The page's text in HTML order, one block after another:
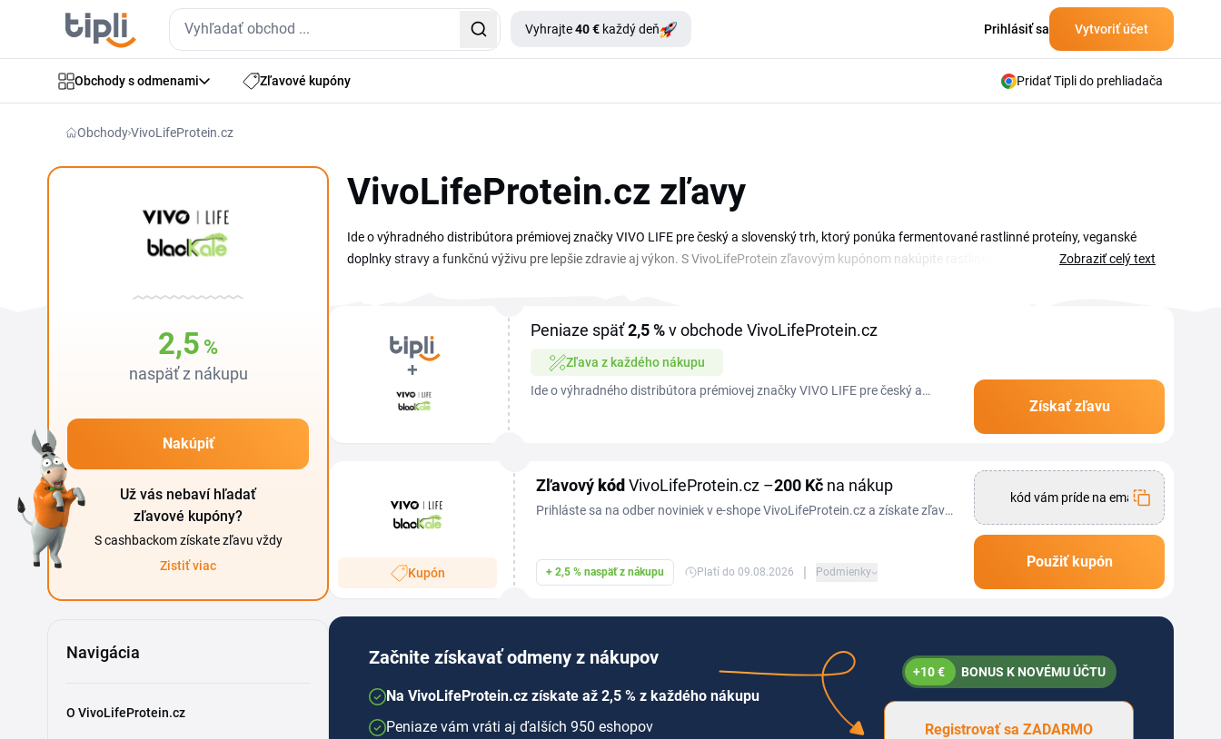
Vyhrajte40 € každý deň Prihlásiť sa Vytvoriť účet
Obchody s odmenami Zľavové kupóny Pridať Tipli do prehliadača
ObchodyVivoLifeProtein.cz
2,5 %
naspäť z nákupu
Nakúpiť
Už vás nebaví hľadať
zľavové kupóny?
S cashbackom získate zľavu vždy
Zistiť viac
Navigácia
O VivoLifeProtein.cz
VivoLifeProtein.cz zľavy
Ide o výhradného distribútora prémiovej značky VIVO LIFE pre český a slovenský trh, ktorý ponúka fermentované rastlinné proteíny, veganské
doplnky stravy a funkčnú výživu pre lepšie zdravie aj výkon. S VivoLifeProtein zľavovým kupónom nakúpite rastlinné proteíny, kolagénové
pre regeneráciu alebo doplnky pre veganskú stravu, vďaka VivoLifeProtein zľave dostanete prémiovú rastlinnú výživu lacnejšie. Stačí si vybrať
kód, ktorý zodpovedá vášmu nákupu, a uplatniť ho pri objednávke.
Zobraziť celý text
Peniaze späť2,5 %v obchode VivoLifeProtein.cz
Zľava z každého nákupu
Ide o výhradného distribútora prémiovej značky VIVO LIFE pre český a
Získať zľavu
Kupón
Zľavový kód VivoLifeProtein.cz –200 Kč na nákup
Prihláste sa na odber noviniek v e-shope VivoLifeProtein.cz a získate zľavu
+ 2,5 % naspäť z nákupu Platí do 09.08.2026 | Podmienky
kód vám príde na email
Použiť kupón
Začnite získavať odmeny z nákupov
Na VivoLifeProtein.cz získate až 2,5 % z každého nákupu
Peniaze vám vráti aj ďalších 950 eshopov
+10 € BONUS K NOVÉMU ÚČTU
Registrovať sa ZADARMO